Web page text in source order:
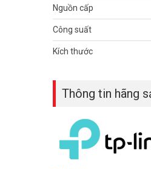
Nhỏ Gọn và Mạnh
Cấu trúc hệ thống của
đơn vị xử lý đa luồng vào
Wi-Fi Băng Tần
Wi-Fi Băng tần kép
Nguồn cấp
Công suất
Kích thước
Thông tin hãng